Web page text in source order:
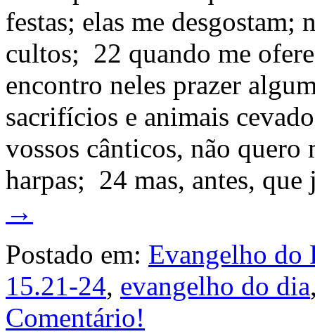
festas; elas me desgostam;
cultos; 22 quando me
encontro neles prazer
sacrifícios e animais
vossos cânticos, não quero
harpas; 24 mas, antes,
→
Postado em: Evangelho do
15.21-24, evangelho do dia
Comentário!